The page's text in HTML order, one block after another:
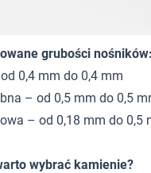
grubości nośników:
0,4 mm do 0,4 mm
– od 0,5 mm do 0,5
– od 0,18 mm do 0,5
wybrać kamienie?